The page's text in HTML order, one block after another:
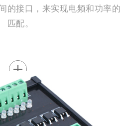
的接口，来实现电频和功率的
匹配。